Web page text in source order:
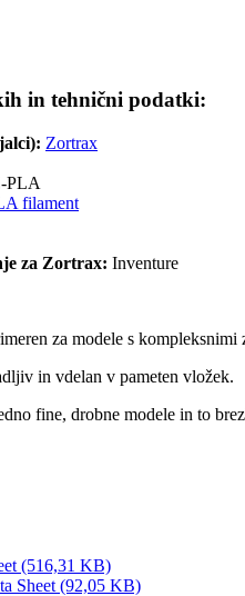
in tehnični podatki:
Zortrax
PLA
filament
za Zortrax: Inventure
za modele s
in vdelan v pameten vložek.
fine, drobne modele in to
(516,31 KB)
Sheet (92,05 KB)